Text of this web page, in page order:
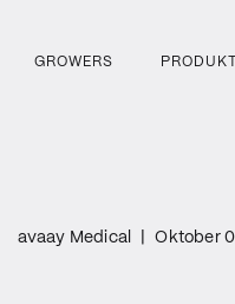
GROWERS
avaay Medical Oktober